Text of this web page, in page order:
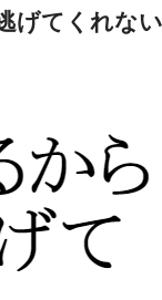
げてくれな